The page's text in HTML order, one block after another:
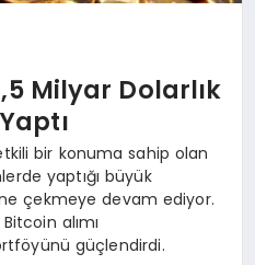
Milyar Dolarlık
bir konuma sahip olan
yaptığı büyük
çekmeye devam ediyor.
alımı
güçlendirdi.